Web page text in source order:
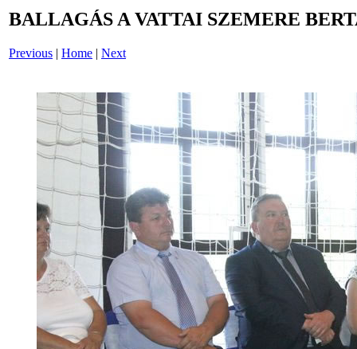
BALLAGÁS A VATTAI SZEMERE
Previous | Home | Next